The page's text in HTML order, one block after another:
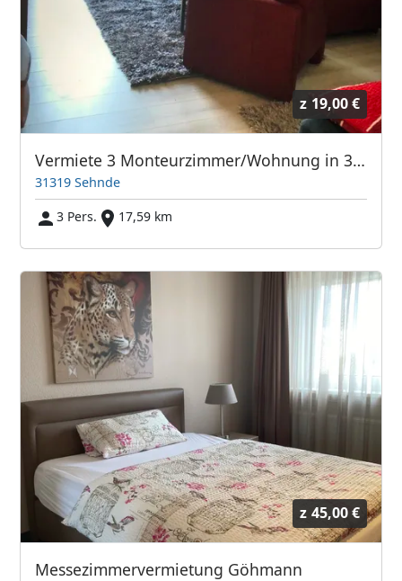
z 19,00 €
Vermiete 3 Monteurzimmer/Wohnung in 31319 Sehnde zwischen Hannover/Hildesheim
31319 Sehnde
3 Pers.
17,59 km
z 45,00 €
Messezimmervermietung Göhmann